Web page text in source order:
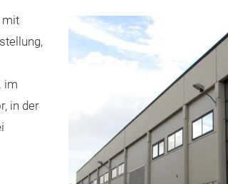
mit
im
in der